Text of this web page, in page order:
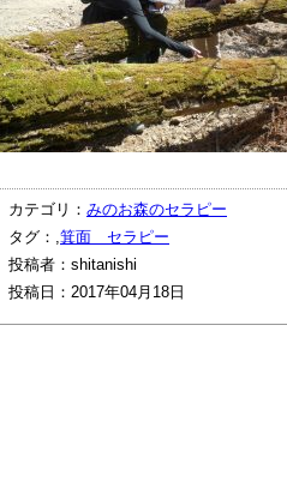
カテゴリ： みのお森のセラピー
タグ：, 箕面 セラピー
投稿者：shitanishi
投稿日：2017年04月18日